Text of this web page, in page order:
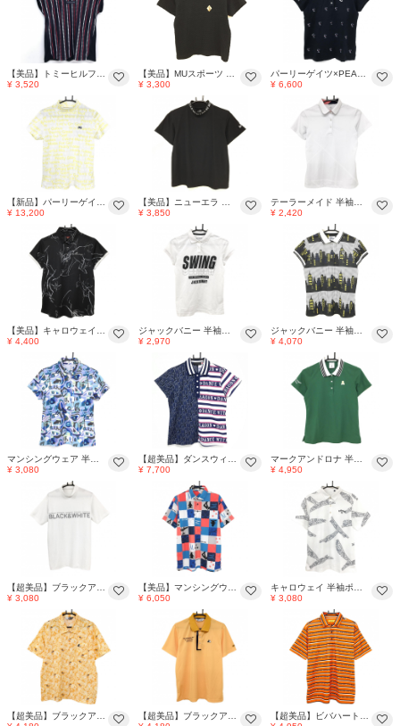
【美品】トミーヒルフィガーゴルフ 半袖ハイネックシャツ ネイビー×レッド 前総柄 レディース M ゴルフウェア Tommy Hilfiger Golf
¥ 3,520
【美品】MUスポーツ 半袖ハイネックシャツ 黒 ドット織生地 犬ワッペン レディース F ゴルフウェア M・U SPORTS
¥ 3,300
パーリーゲイツ×PEANUTS 半袖ポロシャツ ネイビー×白 スヌーピー総柄 レディース 1(M) ゴルフウェア PEARLY GATES
¥ 6,600
【新品】パーリーゲイツ 半袖ハイネックシャツ 白×イエロー ロゴ総柄 織生地 レディース 2(L) ゴルフウェア 2024年モデル PEARLY GATES
¥ 13,200
【美品】ニューエラ 半袖ハイネックシャツ 黒×白 ネックロゴライン レディース M ゴルフウェア New Era
¥ 3,850
テーラーメイド 半袖ポロシャツ 白 腹部プリント レディース M ゴルフウェア TaylorMade
¥ 2,420
【美品】キャロウェイ レッドレーベル 半袖ポロシャツ 黒×白 総柄 ロゴ刺しゅう レディース L ゴルフウェア Callaway
¥ 4,400
ジャックバニー 半袖ポロシャツ 白×黒 プリント 襟汚れ レディース 1 ゴルフウェア Jack Bunny
¥ 2,970
ジャックバニー 半袖ポロシャツ 白×黒×イエロー ビル総柄 ドット レディース 1(M) ゴルフウェア Jack Bunny
¥ 4,070
マンシングウェア 半袖ポロシャツ ライトブルー×パープル×ピンク 総柄 レディース M ゴルフウェア Munsingwear
¥ 3,080
【超美品】ダンスウィズドラゴン 半袖ポロシャツ ネイビー×白 ロゴ総柄 一部ボーダー レディース 2(M) ゴルフウェア Dance With Dragon
¥ 7,700
マークアンドロナ 半袖ポロシャツ グリーン×白 襟3本ライン ロゴ刺しゅう レディース 38(M) ゴルフウェア MARK＆LONA
¥ 4,950
【超美品】ブラックアンドホワイト 半袖ハイネックシャツ 白×シルバー フロントロゴ メンズ LL ゴルフウェア Black＆White
¥ 3,080
【美品】マンシングウェア 半袖ポロシャツ ブルー×レッド ブロックチェック 総柄 メンズ LL ゴルフウェア 2024年モデル Munsingwear
¥ 6,050
キャロウェイ 半袖ポロシャツ 白×ネイビー 一部ペイズリー柄 メンズ LL ゴルフウェア Callaway
¥ 3,080
【超美品】ブラックアンドホワイト 半袖ポロシャツ オレンジ×白 リーフ柄 胸ポケット メンズ LL ゴルフウェア Black＆White
【超美品】ブラックアンドホワイト 半袖ポロシャツ オレンジ×ネイビー ロゴ刺しゅう 襟裏ロゴ メンズ L ゴルフウェア Black＆White
【超美品】ビバハート 半袖ポロシャツ オレンジ×黒 ボーダー ロゴ メンズ 52(XL) ゴルフウェア VIVA HEART